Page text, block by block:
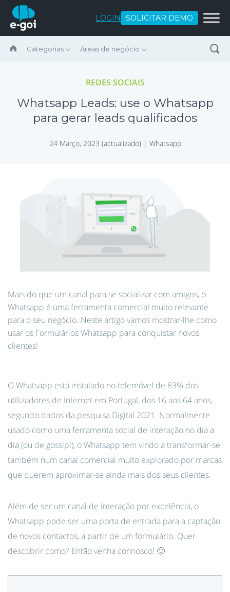
Ir para o conteúdo
LOGIN SOLICITAR DEMO
Categorias Áreas de negócio
REDES SOCIAIS
Whatsapp Leads: use o Whatsapp
para gerar leads qualificados
24 Março, 2023 (actualizado) | Whatsapp
Mais do que um canal para se socializar com amigos, o
Whatsapp é uma ferramenta comercial muito relevante
para o seu negócio. Neste artigo vamos mostrar-lhe como
usar os Formulários Whatsapp para conquistar novos
clientes!
O Whatsapp está instalado no telemóvel de 83% dos
utilizadores de Internet em Portugal, dos 16 aos 64 anos,
segundo dados da pesquisa Digital 2021. Normalmente
usado como uma ferramenta social de interação no dia a
dia (ou de gossip!), o Whatsapp tem vindo a transformar-se
também num canal comercial muito explorado por marcas
que querem aproximar-se ainda mais dos seus clientes.
Além de ser um canal de interação por excelência, o
Whatsapp pode ser uma porta de entrada para a captação
de novos contactos, a partir de um formulário. Quer
descobrir como? Então venha connosco! 🙂